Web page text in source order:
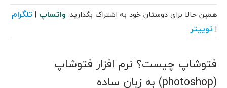
همین حالا برای دوستان خود به اشتراک بگذارید: واتساپ | تلگرام
| توییتر
فتوشاپ چیست؟ نرم افزار فتوشاپ
(photoshop) به زبان ساده